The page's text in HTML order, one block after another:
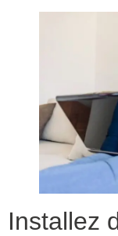
Installez